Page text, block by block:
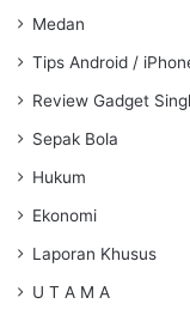
Medan
Tips Android /
Review Gadget
Sepak Bola
Hukum
Ekonomi
Laporan Khusus
U T A M A